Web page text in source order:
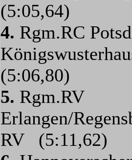
(5:05,64)
4. Rgm.RC
(5:06,80)
5. Rgm.RV
Erlangen/
RV (5:11,62)